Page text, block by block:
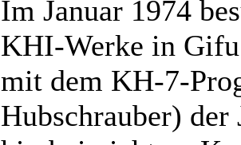
Im Januar 1974
KHI-Werke in
mit dem KH-7-
Hubschrauber)